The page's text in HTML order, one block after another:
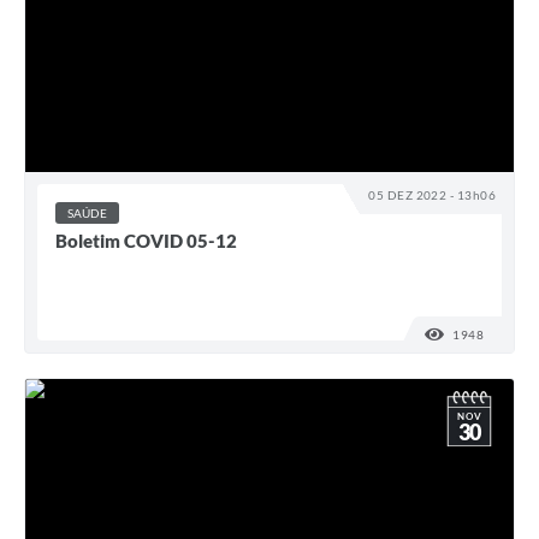
05 DEZ 2022 - 13h06
SAÚDE
Boletim COVID 05-12
1948
NOV
30